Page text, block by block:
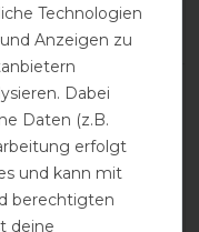
reviews
Technologien
Anzeigen zu
Dabei
Daten (z.B.
erfolgt
und kann mit
berechtigten
deine